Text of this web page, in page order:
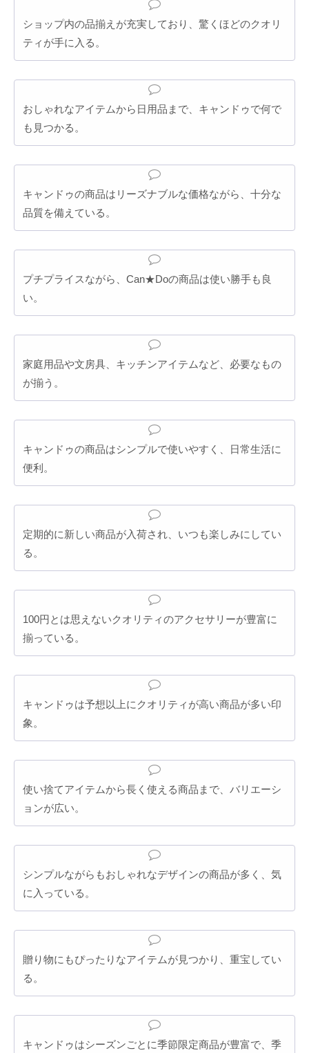
ショップ内の品揃えが充実しており、驚くほどのクオリ
ティが手に入る。
おしゃれなアイテムから日用品まで、キャンドゥで何で
も見つかる。
キャンドゥの商品はリーズナブルな価格ながら、十分な
品質を備えている。
プチプライスながら、Can★Doの商品は使い勝手も良
い。
家庭用品や文房具、キッチンアイテムなど、必要なもの
が揃う。
キャンドゥの商品はシンプルで使いやすく、日常生活に
便利。
定期的に新しい商品が入荷され、いつも楽しみにしてい
る。
100円とは思えないクオリティのアクセサリーが豊富に
揃っている。
キャンドゥは予想以上にクオリティが高い商品が多い印
象。
使い捨てアイテムから長く使える商品まで、バリエーシ
ョンが広い。
シンプルながらもおしゃれなデザインの商品が多く、気
に入っている。
贈り物にもぴったりなアイテムが見つかり、重宝してい
る。
キャンドゥはシーズンごとに季節限定商品が豊富で、季